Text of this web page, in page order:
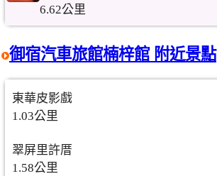
6.62公里
御宿汽車旅館楠梓館 附近景點
東華皮影戲
1.03公里
翠屏里許厝
1.58公里